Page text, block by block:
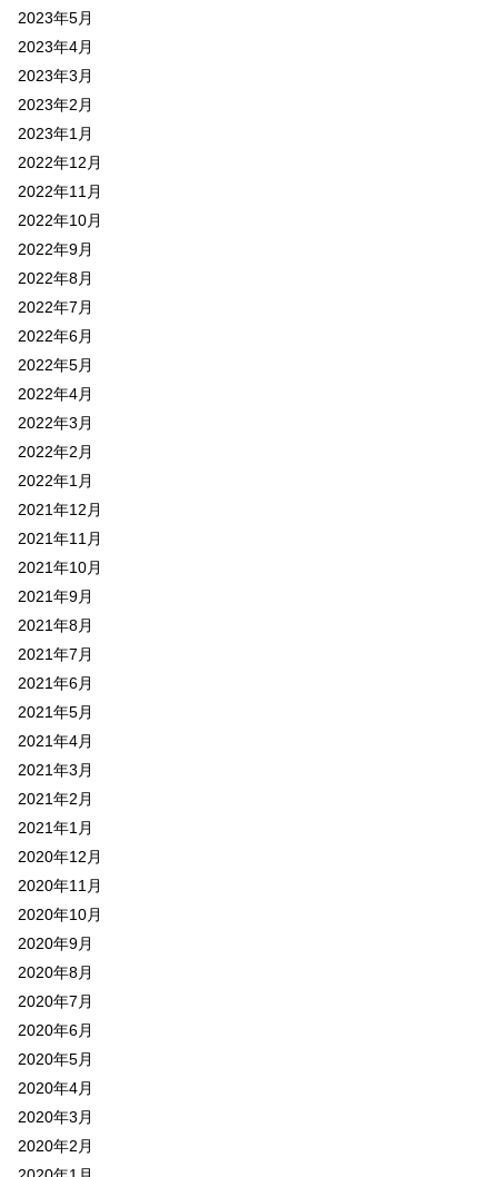
2023年5月
2023年4月
2023年3月
2023年2月
2023年1月
2022年12月
2022年11月
2022年10月
2022年9月
2022年8月
2022年7月
2022年6月
2022年5月
2022年4月
2022年3月
2022年2月
2022年1月
2021年12月
2021年11月
2021年10月
2021年9月
2021年8月
2021年7月
2021年6月
2021年5月
2021年4月
2021年3月
2021年2月
2021年1月
2020年12月
2020年11月
2020年10月
2020年9月
2020年8月
2020年7月
2020年6月
2020年5月
2020年4月
2020年3月
2020年2月